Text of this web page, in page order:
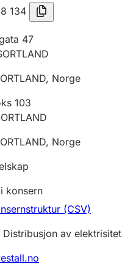
134
47
, Norge
103
, Norge
konsern
(CSV)
Distribusjon av elektrisitet